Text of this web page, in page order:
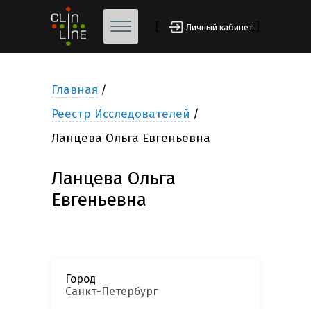
Личный кабинет
Главная
Реестр Исследователей
Ланцева Ольга Евгеньевна
Ланцева Ольга
Евгеньевна
Город
Санкт-Петербург